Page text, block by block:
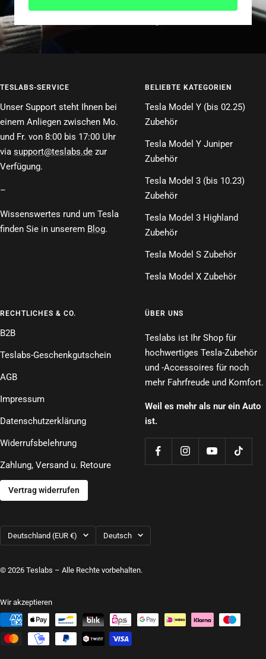
TESLABS-SERVICE
Unser Support steht Ihnen bei
einem Anliegen zwischen Mo.
und Fr. von 8:00 bis 17:00 Uhr
via support@teslabs.de zur
Verfügung.
–
Wissenswertes rund um Tesla
finden Sie in unserem Blog.
BELIEBTE KATEGORIEN
Tesla Model Y (bis 02.25)
Zubehör
Tesla Model Y Juniper
Zubehör
Tesla Model 3 (bis 10.23)
Zubehör
Tesla Model 3 Highland
Zubehör
Tesla Model S Zubehör
Tesla Model X Zubehör
RECHTLICHES & CO.
B2B
Teslabs-Geschenkgutschein
AGB
Impressum
Datenschutzerklärung
Widerrufsbelehrung
Zahlung, Versand u. Retoure
Vertrag widerrufen
ÜBER UNS
Teslabs ist Ihr Shop für
hochwertiges Tesla-Zubehör
und -Accessoires für noch
mehr Fahrfreude und Komfort.
Weil es mehr als nur ein Auto
ist.
Land/Region
Deutschland (EUR €) Sprache
Deutsch
© 2026 Teslabs – Alle Rechte vorbehalten.
Wir akzeptieren